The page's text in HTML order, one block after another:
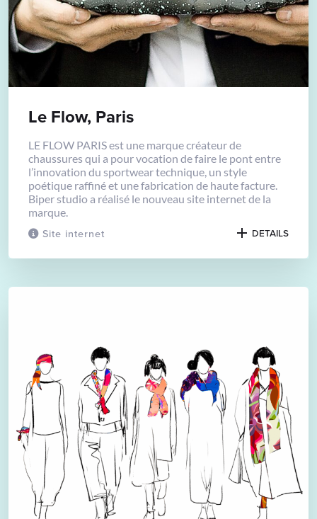
Site internet
Le Flow, Paris
LE FLOW PARIS est une marque créateur de
chaussures qui a pour vocation de faire le pont entre
l’innovation du sportwear technique, un style
poétique raffiné et une fabrication de haute facture.
Biper studio a réalisé le nouveau site internet de la
marque.
DETAILS